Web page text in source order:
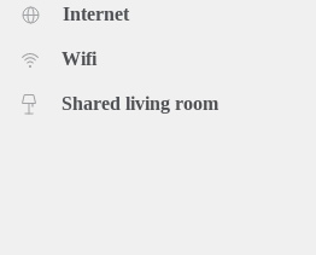
Internet
Wifi
Shared living room